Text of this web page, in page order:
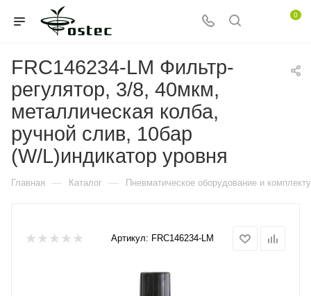
0
FRC146234-LM Фильтр-
регулятор, 3/8, 40мкм,
металлическая колба,
ручной слив, 10бар
(W/L)индикатор уровня
Главная — Каталог — Пневматическое оборудование и
Артикул: FRC146234-LM